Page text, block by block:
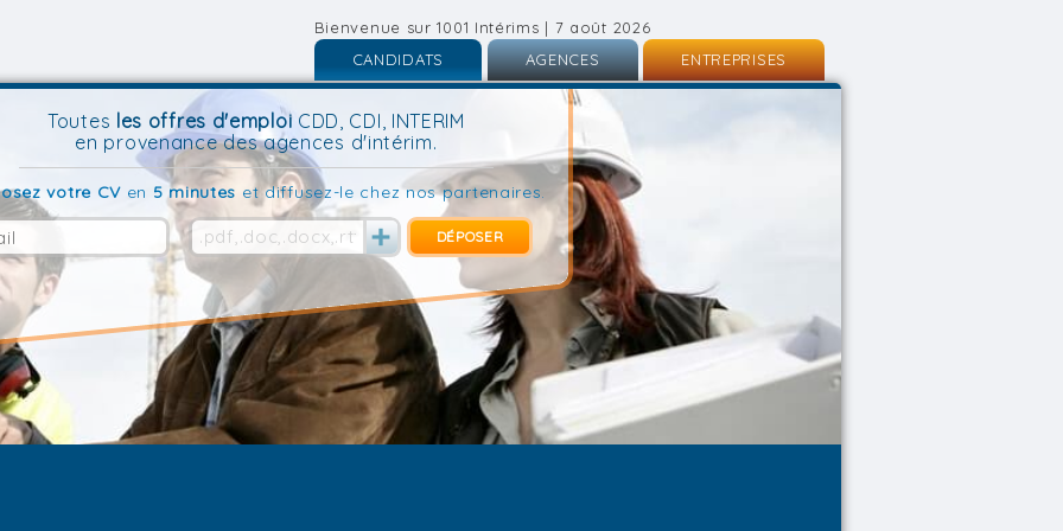
Bienvenue sur 1001 Intérims | 7 août 2026
CANDIDATS
Connexion
AGENCES
Inscription
Connexion
ENTREPRISES
Toutes les offres d'emploi CDD, CDI, INTERIM
en provenance des agences d'intérim.
votre CV en 5 minutes et diffusez-le chez nos partenaires.